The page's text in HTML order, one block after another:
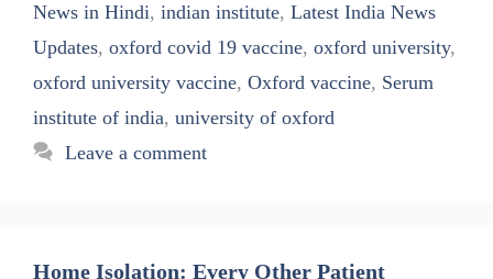
News in Hindi, indian institute, Latest India News
Updates, oxford covid 19 vaccine, oxford university,
oxford university vaccine, Oxford vaccine, Serum
institute of india, university of oxford
Leave a comment
Home Isolation: Every Other Patient